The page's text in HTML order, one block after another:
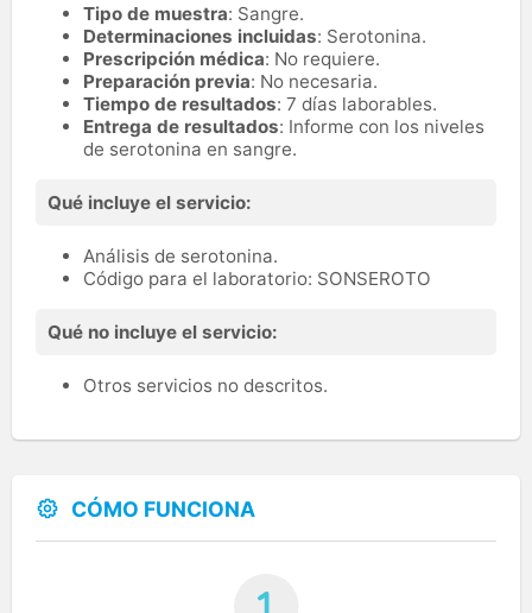
Tipo de muestra: Sangre.
Determinaciones incluidas: Serotonina.
Prescripción médica: No requiere.
Preparación previa: No necesaria.
Tiempo de resultados: 7 días laborables.
Entrega de resultados: Informe con los niveles
de serotonina en sangre.
Qué incluye el servicio:
Análisis de serotonina.
Código para el laboratorio: SONSEROTO
Qué no incluye el servicio:
Otros servicios no descritos.
CÓMO FUNCIONA